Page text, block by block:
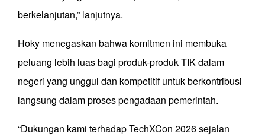
berkelanjutan,” lanjutnya.
Hoky menegaskan bahwa komitmen ini membuka
peluang lebih luas bagi produk-produk TIK dalam
negeri yang unggul dan kompetitif untuk berkontribusi
langsung dalam proses pengadaan pemerintah.
“Dukungan kami terhadap TechXCon 2026 sejalan